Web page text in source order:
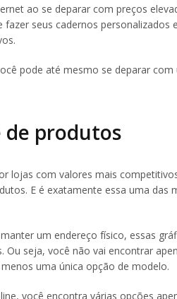
ao se deparar com preços
fazer seus cadernos
pode até mesmo se deparar
de produtos
lojas com valores mais
E é exatamente essa uma das
um endereço físico, essas
Ou seja, você não vai encontrar
uma única opção de modelo.
você encontra várias opções